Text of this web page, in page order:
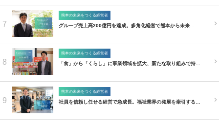
7
熊本の未来をつくる経営者
グループ売上高200億円を達成。多角化経営で熊本から未来…
8
熊本の未来をつくる経営者
「食」から「くらし」に事業領域を拡大、新たな取り組みで持…
9
熊本の未来をつくる経営者
社員を信頼し任せる経営で急成長。福祉業界の発展を牽引する…